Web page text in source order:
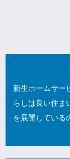
新生ホームサー
らしは良い住ま
を展開している